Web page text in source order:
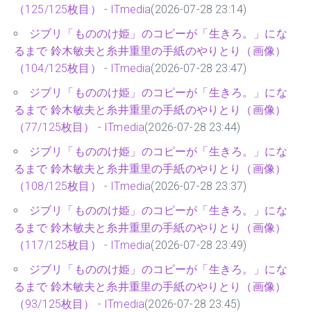
（125/125枚目） - ITmedia(2026-07-28 23:14)
ジブリ「もののけ姫」のコピーが「生きろ。」にな
るまで 鈴木敏夫と糸井重里の手紙のやりとり（画像）
（104/125枚目） - ITmedia(2026-07-28 23:47)
ジブリ「もののけ姫」のコピーが「生きろ。」にな
るまで 鈴木敏夫と糸井重里の手紙のやりとり（画像）
（77/125枚目） - ITmedia(2026-07-28 23:44)
ジブリ「もののけ姫」のコピーが「生きろ。」にな
るまで 鈴木敏夫と糸井重里の手紙のやりとり（画像）
（108/125枚目） - ITmedia(2026-07-28 23:37)
ジブリ「もののけ姫」のコピーが「生きろ。」にな
るまで 鈴木敏夫と糸井重里の手紙のやりとり（画像）
（117/125枚目） - ITmedia(2026-07-28 23:49)
ジブリ「もののけ姫」のコピーが「生きろ。」にな
るまで 鈴木敏夫と糸井重里の手紙のやりとり（画像）
（93/125枚目） - ITmedia(2026-07-28 23:45)